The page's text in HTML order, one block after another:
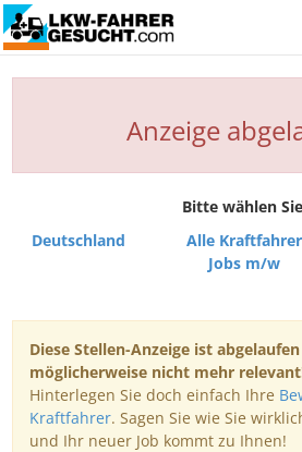
Anzeige
Bitte wählen
Deutschland
Alle Kraftfahrer
Jobs m/w
Diese Stellen-Anzeige ist
möglicherweise nicht mehr
Hinterlegen Sie doch einfach Ihre
Kraftfahrer. Sagen Sie wie Sie
und Ihr neuer Job kommt zu Ihnen!